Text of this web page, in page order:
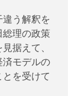
違う解釈を
総理の政策
据えて、
済モデルの
を受けて